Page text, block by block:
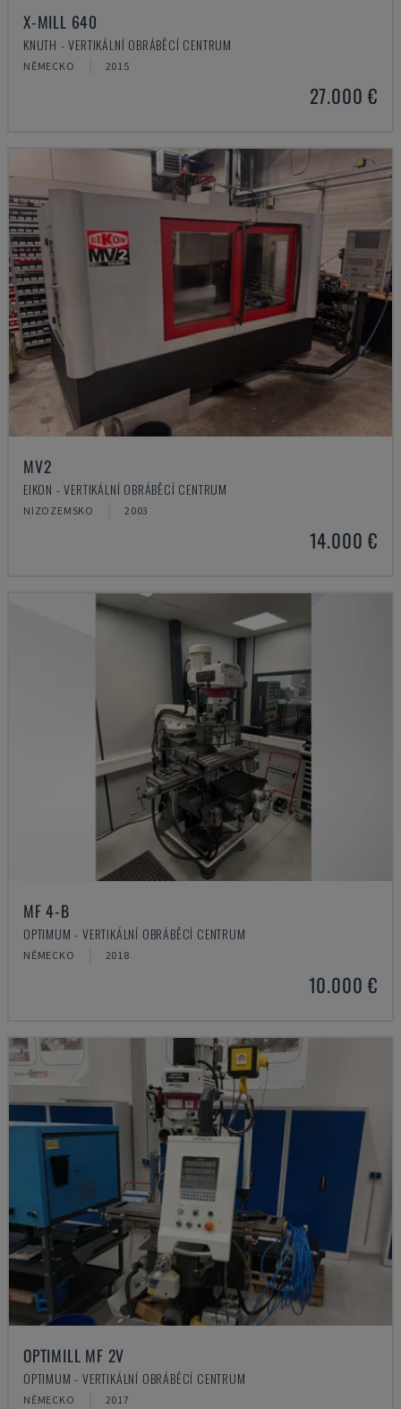
X-MILL 640
KNUTH - VERTIKÁLNÍ OBRÁBĚCÍ CENTRUM
NĚMECKO 2015
27.000 €
MV2
EIKON - VERTIKÁLNÍ OBRÁBĚCÍ CENTRUM
NIZOZEMSKO 2003
14.000 €
MF 4-B
OPTIMUM - VERTIKÁLNÍ OBRÁBĚCÍ CENTRUM
NĚMECKO 2018
10.000 €
OPTIMILL MF 2V
OPTIMUM - VERTIKÁLNÍ OBRÁBĚCÍ CENTRUM
NĚMECKO 2017